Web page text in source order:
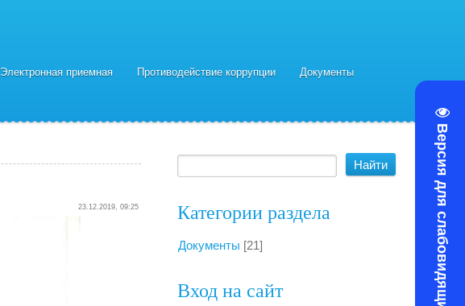
Версия для слабовидящих
Электронная приемная Противодействие коррупции
Документы
23.12.2019, 09:25 Категории раздела
Документы [21]
Вход на сайт